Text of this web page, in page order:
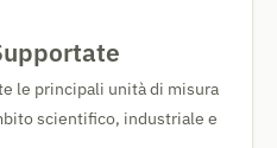
le principali unità di misura
scientifico, industriale e